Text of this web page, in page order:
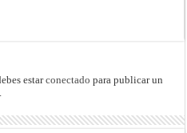
estarconectado para publicar un